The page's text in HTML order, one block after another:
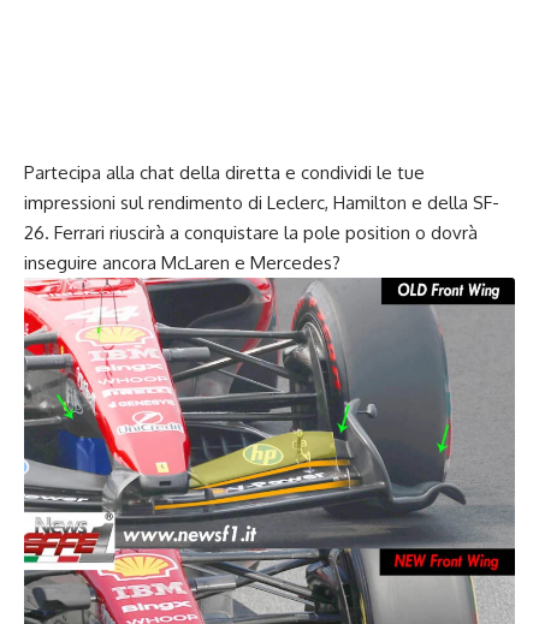
Partecipa alla chat della diretta e condividi le tue
impressioni sul rendimento di Leclerc, Hamilton e della SF-
26. Ferrari riuscirà a conquistare la pole position o dovrà
inseguire ancora McLaren e Mercedes?